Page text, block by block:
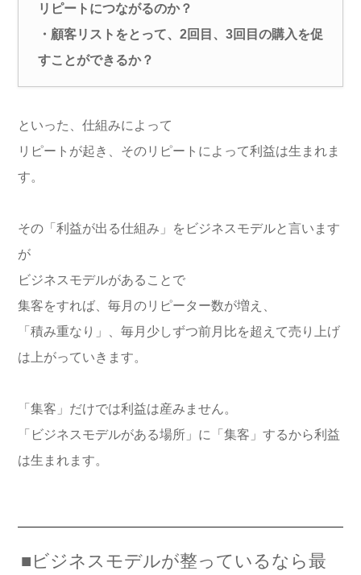
リピートにつながるのか？
・顧客リストをとって、2回目、3回目の購入を促
すことができるか？
といった、仕組みによって
リピートが起き、そのリピートによって利益は生まれま
す。
その「利益が出る仕組み」をビジネスモデルと言います
が
ビジネスモデルがあることで
集客をすれば、毎月のリピーター数が増え、
「積み重なり」、毎月少しずつ前月比を超えて売り上げ
は上がっていきます。
「集客」だけでは利益は産みません。
「ビジネスモデルがある場所」に「集客」するから利益
は生まれます。
■ビジネスモデルが整っているなら最